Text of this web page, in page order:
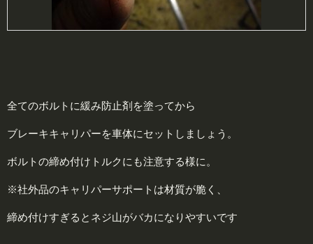
全てのボルトに緩み防止剤を塗ってから
ブレーキキャリパーを車体にセットしましょう。
ボルトの締め付けトルクにも注意する様に。
※社外品のキャリパーサポートは材質が脆く、
締め付けすぎるとネジ山がバカになりやすいです